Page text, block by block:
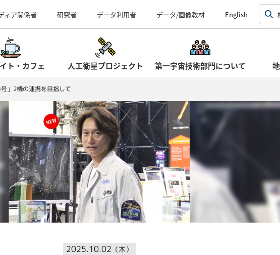
ィア関係者 研究者 データ利用者 データ/画像教材 English
ト・カフェ 人工衛星プロジェクト 第一宇宙技術部門について
」2機の連携を目指して
2025.10.02 （木）